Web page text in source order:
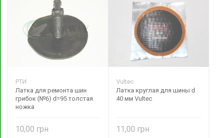
РТИ
Латка для ремонта шин
грибок (№6) d=95 толстая
ножка
10,00
Vultec
Латка круглая для шины d
40 мм Vultec
11,00